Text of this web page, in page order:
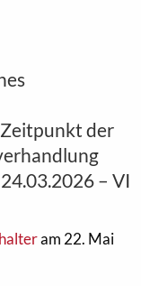
der
– VI
am 22. Mai